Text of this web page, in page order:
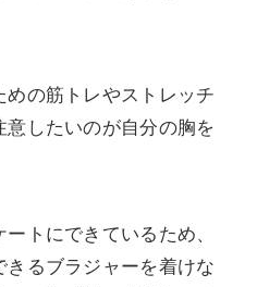
の筋トレやストレッチ
したいのが自分の胸を
トにできているため、
るブラジャーを着けな